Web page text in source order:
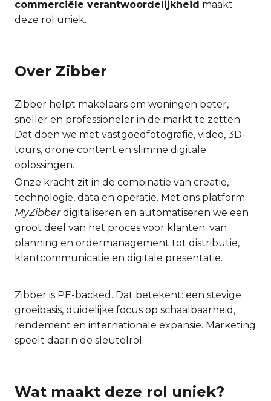
commerciële verantwoordelijkheid maakt
deze rol uniek.
Over Zibber
Zibber helpt makelaars om woningen beter,
sneller en professioneler in de markt te zetten.
Dat doen we met vastgoedfotografie, video, 3D-
tours, drone content en slimme digitale
oplossingen.
Onze kracht zit in de combinatie van creatie,
technologie, data en operatie. Met ons platform
MyZibberdigitaliseren en automatiseren we een
groot deel van het proces voor klanten: van
planning en ordermanagement tot distributie,
klantcommunicatie en digitale presentatie.
Zibber is PE-backed. Dat betekent: een stevige
groeibasis, duidelijke focus op schaalbaarheid,
rendement en internationale expansie. Marketing
speelt daarin de sleutelrol.
Wat maakt deze rol uniek?